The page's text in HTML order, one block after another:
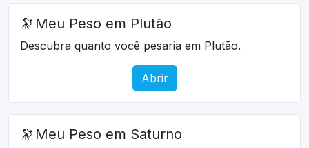
🔭 Meu Peso em Plutão
Descubra quanto você pesaria em Plutão.
Abrir
🔭 Meu Peso em Saturno